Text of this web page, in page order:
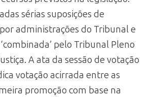
sérias suposições de
administrações do Tribunal e
pelo Tribunal Pleno
A ata da sessão de votação
votação acirrada entre as
promoção com base na